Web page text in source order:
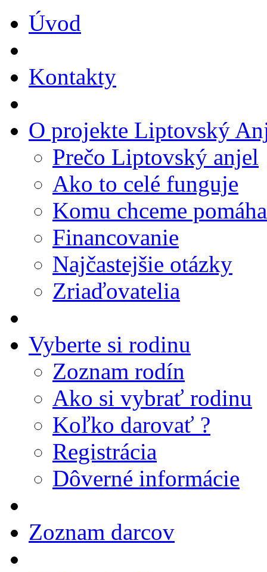
Úvod
Kontakty
O projekte Liptovský
Prečo Liptovský anjel
Ako to celé funguje
Komu chceme
Financovanie
Najčastejšie otázky
Zriaďovatelia
Vyberte si rodinu
Zoznam rodín
Ako si vybrať rodinu
Koľko darovať ?
Registrácia
Dôverné informácie
Zoznam darcov